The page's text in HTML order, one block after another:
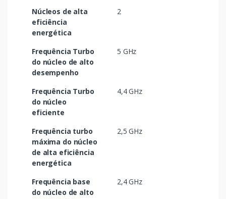
Núcleos de alta
eficiência
energética
2
Frequência Turbo
do núcleo de alto
desempenho
5 GHz
Frequência Turbo
do núcleo
eficiente
4,4 GHz
Frequência turbo
máxima do núcleo
de alta eficiência
energética
2,5 GHz
Frequência base
do núcleo de alto
2,4 GHz